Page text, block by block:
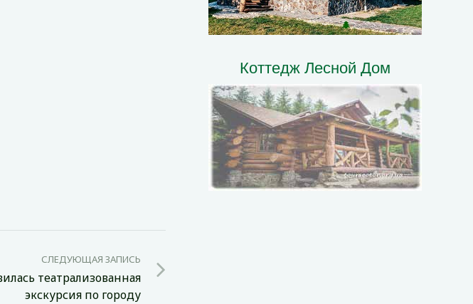
СЛЕДУЮЩАЯ ЗАПИСЬ
театрализованная
экскурсия по городу
Коттедж Лесной Дом